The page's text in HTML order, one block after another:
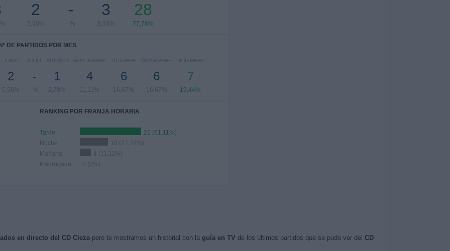
2
5,56%
-
- %
3
8,33%
28
77,78%
Nº DE PARTIDOS POR MES
JUNIO
2
5,56%
JULIO
-
- %
AGOSTO
1
2,78%
SEPTIEMBRE
4
11,11%
OCTUBRE
6
16,67%
NOVIEMBRE
6
16,67%
DICIEMBRE
7
19,44%
RANKING POR FRANJA HORARIA
Tarde
22 (61,11%)
Noche
10 (27,78%)
Mañana
4 (11,11%)
Madrugada
0 (0%)
en directo del CD Ciezapero te mostramos un historial con la guía en TV de los últimos partidos que se pudo ver del CD